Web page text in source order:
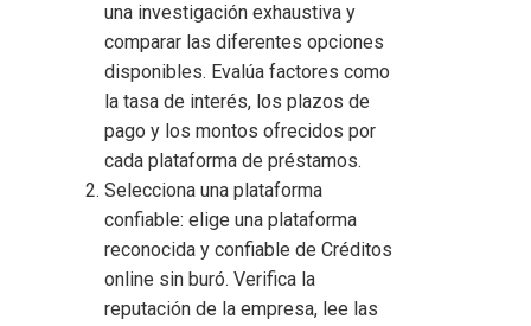
una investigación exhaustiva y
comparar las diferentes opciones
disponibles. Evalúa factores como
la tasa de interés, los plazos de
pago y los montos ofrecidos por
cada plataforma de préstamos.
Selecciona una plataforma
confiable: elige una plataforma
reconocida y confiable de Créditos
online sin buró. Verifica la
reputación de la empresa, lee las